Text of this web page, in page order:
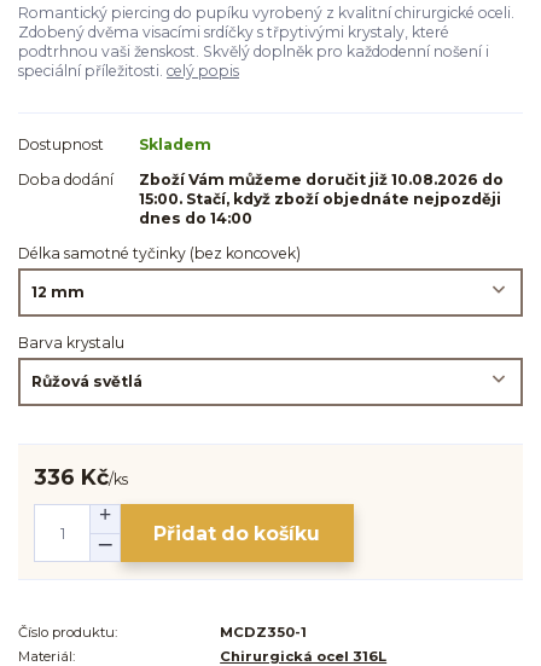
Romantický piercing do pupíku vyrobený z kvalitní chirurgické oceli.
Zdobený dvěma visacími srdíčky s třpytivými krystaly, které
podtrhnou vaši ženskost. Skvělý doplněk pro každodenní nošení i
speciální příležitosti. celý popis
Dostupnost
Skladem
Doba dodání
Zboží Vám můžeme doručit již 10.08.2026 do
15:00. Stačí, když zboží objednáte nejpozději
dnes do 14:00
Délka samotné tyčinky (bez koncovek)
Barva krystalu
336 Kč/ks
Přidat do košíku
Číslo produktu:
MCDZ350-1
Materiál:
Chirurgická ocel 316L